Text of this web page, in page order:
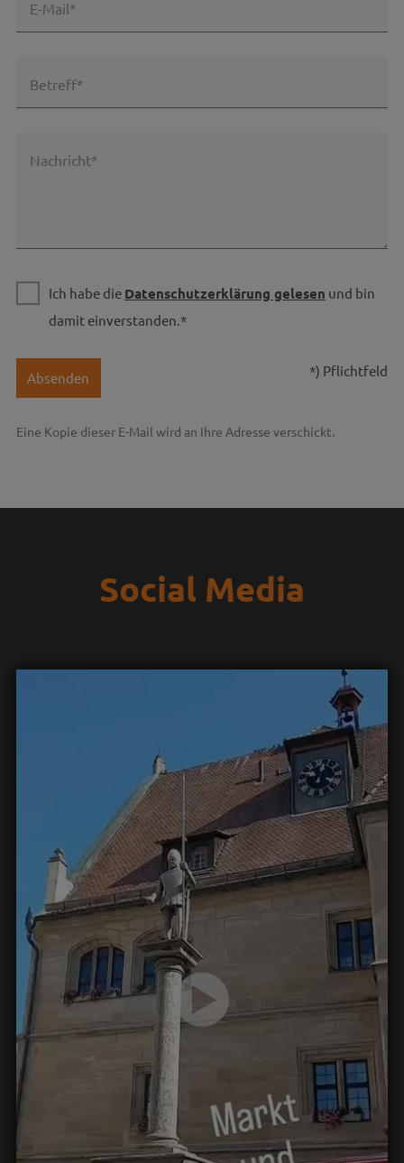
E-Mail*
Betreff*
Nachricht*
Ich habe die Datenschutzerklärung gelesen und bin
damit einverstanden.*
Absenden *) Pflichtfeld
Eine Kopie dieser E-Mail wird an Ihre Adresse verschickt.
Social Media